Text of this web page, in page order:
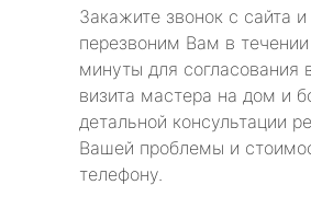
Закажите звонок с сайта
перезвоним Вам в
минуты для согласования
визита мастера на дом и
детальной консультации
Вашей проблемы и
телефону.